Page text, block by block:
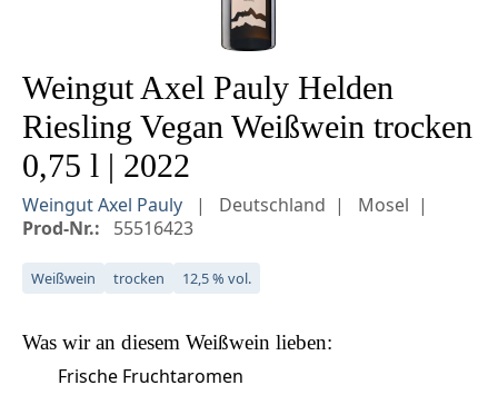
Weingut Axel Pauly Helden
Riesling Vegan Weißwein trocken
0,75 l | 2022
Weingut Axel Pauly Deutschland
Mosel
Prod-Nr.:
55516423
Weißwein trocken 12,5 % vol.
Was wir an diesem Weißwein lieben:
Frische Fruchtaromen